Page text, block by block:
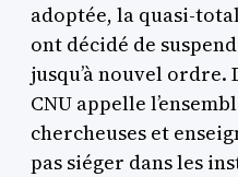
adoptée, la quasi-
ont décidé de
jusqu’à nouvel ordre.
CNU appelle
chercheuses et
pas siéger dans les